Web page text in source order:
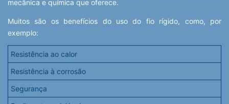
mecânica e química que oferece.
Muitos são os benefícios do uso do fio rígido, como, por
exemplo:
Resistência ao calor
Resistência à corrosão
Segurança